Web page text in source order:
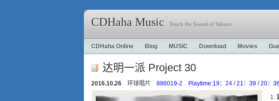
CDHaha Music Touch the Sound of Silence
CDHaha Online Blog MUSIC Download Movies
达明一派 Project 30
2016.10.26 环球唱片 886019-2 Playtime:19：24 / 21：39 / 20：